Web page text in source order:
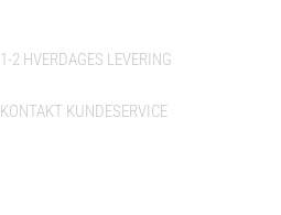
1-2 HVERDAGES LEVERING
KONTAKT KUNDESERVICE